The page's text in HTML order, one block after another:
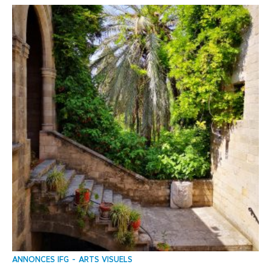
ANNONCES IFG ARTS VISUELS